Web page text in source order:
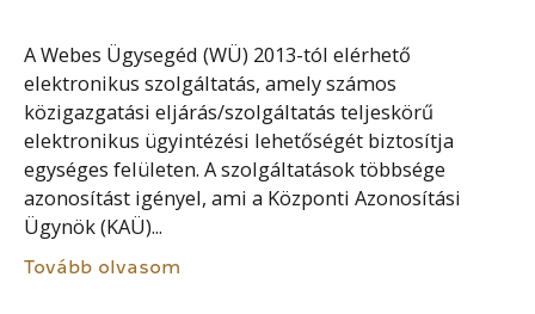
A Webes Ügysegéd (WÜ) 2013-tól elérhető
elektronikus szolgáltatás, amely számos
közigazgatási eljárás/szolgáltatás teljeskörű
elektronikus ügyintézési lehetőségét biztosítja
egységes felületen. A szolgáltatások többsége
azonosítást igényel, ami a Központi Azonosítási
Ügynök (KAÜ)...
Tovább olvasom